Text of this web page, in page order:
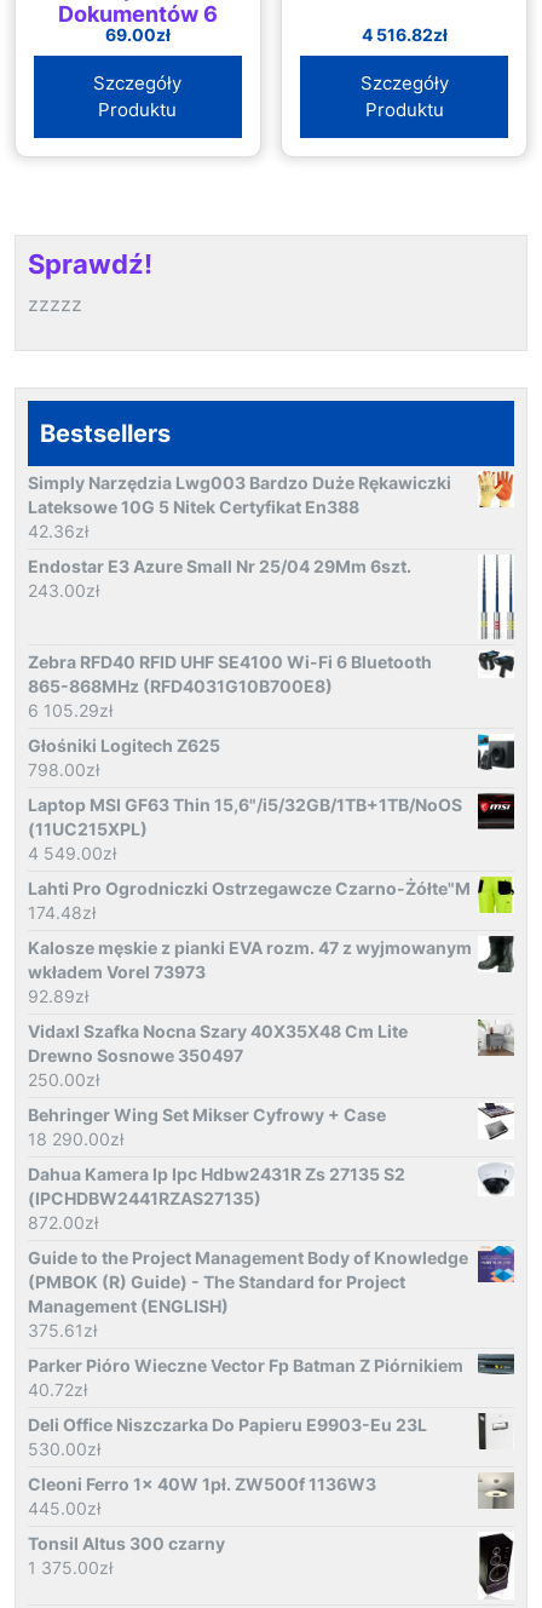
Dokumentów 6
Kartek Nakładka
69.00zł
Szczegóły
Produktu
4 516.82zł
Szczegóły
Produktu
Sprawdź!
zzzzz
Bestsellers
Simply Narzędzia Lwg003 Bardzo Duże Rękawiczki
Lateksowe 10G 5 Nitek Certyfikat En388
42.36zł
Endostar E3 Azure Small Nr 25/04 29Mm 6szt.
243.00zł
Zebra RFD40 RFID UHF SE4100 Wi-Fi 6 Bluetooth
865-868MHz (RFD4031G10B700E8)
6 105.29zł
Głośniki Logitech Z625
798.00zł
Laptop MSI GF63 Thin 15,6"/i5/32GB/1TB+1TB/NoOS
(11UC215XPL)
4 549.00zł
Lahti Pro Ogrodniczki Ostrzegawcze Czarno-Żółte"M
174.48zł
Kalosze męskie z pianki EVA rozm. 47 z wyjmowanym
wkładem Vorel 73973
92.89zł
Vidaxl Szafka Nocna Szary 40X35X48 Cm Lite
Drewno Sosnowe 350497
250.00zł
Behringer Wing Set Mikser Cyfrowy + Case
18 290.00zł
Dahua Kamera Ip Ipc Hdbw2431R Zs 27135 S2
(IPCHDBW2441RZAS27135)
872.00zł
Guide to the Project Management Body of Knowledge
(PMBOK (R) Guide) - The Standard for Project
Management (ENGLISH)
375.61zł
Parker Pióro Wieczne Vector Fp Batman Z Piórnikiem
40.72zł
Deli Office Niszczarka Do Papieru E9903-Eu 23L
530.00zł
Cleoni Ferro 1x 40W 1pł. ZW500f 1136W3
445.00zł
Tonsil Altus 300 czarny
1 375.00zł